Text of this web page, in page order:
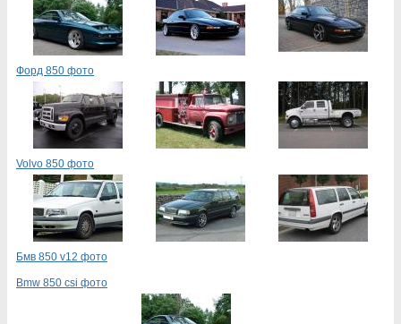
Форд 850 фото
Volvo 850 фото
Бмв 850 v12 фото
Bmw 850 csi фото